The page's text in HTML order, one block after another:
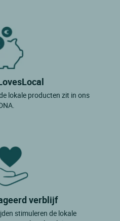
lokale producten zit in ons
verblijf
stimuleren de lokale